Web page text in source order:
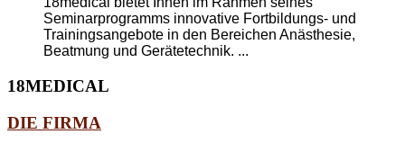
Seminarprogramms innovative Fortbildungs- und
Trainingsangebote in den Bereichen Anästhesie,
Beatmung und Gerätetechnik. ...
18MEDICAL
DIE FIRMA